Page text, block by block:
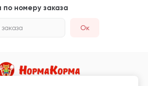
номеру заказа
Ок